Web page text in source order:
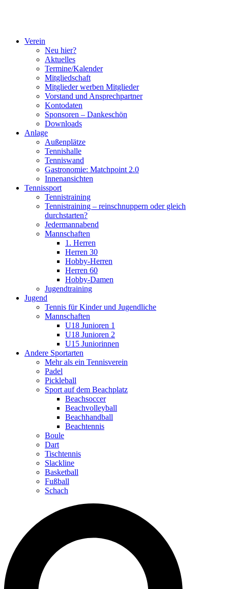
Verein
Neu hier?
Aktuelles
Termine/Kalender
Mitgliedschaft
Mitglieder werben Mitglieder
Vorstand und Ansprechpartner
Kontodaten
Sponsoren – Dankeschön
Downloads
Anlage
Außenplätze
Tennishalle
Tenniswand
Gastronomie: Matchpoint 2.0
Innenansichten
Tennissport
Tennistraining
Tennistraining – reinschnuppern oder gleich
durchstarten?
Jedermannabend
Mannschaften
1. Herren
Herren 30
Hobby-Herren
Herren 60
Hobby-Damen
Jugendtraining
Jugend
Tennis für Kinder und Jugendliche
Mannschaften
U18 Junioren 1
U18 Junioren 2
U15 Juniorinnen
Andere Sportarten
Mehr als ein Tennisverein
Padel
Pickleball
Sport auf dem Beachplatz
Beachsoccer
Beachvolleyball
Beachhandball
Beachtennis
Boule
Dart
Tischtennis
Slackline
Basketball
Fußball
Schach